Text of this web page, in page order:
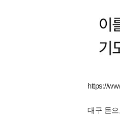
https://
대구 돈